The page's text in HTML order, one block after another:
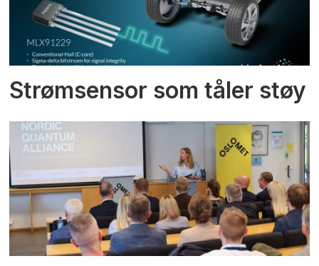
Strømsensor som tåler støy